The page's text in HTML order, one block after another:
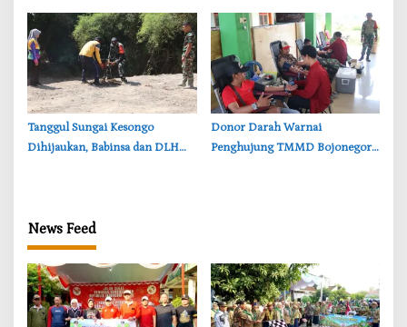
Bersih
‎Tanggul Sungai Kesongo
Dihijaukan, Babinsa dan DLH
‎Donor Darah Warnai
Penghujung TMMD Bojonegoro
News Feed